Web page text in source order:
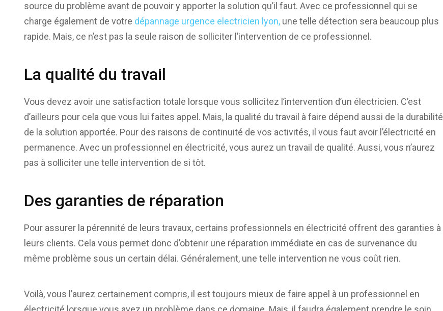
source du problème avant de pouvoir y apporter la solution qu’il faut. Avec ce professionnel qui se
charge également de votre dépannage urgence electricien lyon, une telle détection sera beaucoup plus
rapide. Mais, ce n’est pas la seule raison de solliciter l’intervention de ce professionnel.
La qualité du travail
Vous devez avoir une satisfaction totale lorsque vous sollicitez l’intervention d’un électricien. C’est
d’ailleurs pour cela que vous lui faites appel. Mais, la qualité du travail à faire dépend aussi de la durabilité
de la solution apportée. Pour des raisons de continuité de vos activités, il vous faut avoir l’électricité en
permanence. Avec un professionnel en électricité, vous aurez un travail de qualité. Aussi, vous n’aurez
pas à solliciter une telle intervention de si tôt.
Des garanties de réparation
Pour assurer la pérennité de leurs travaux, certains professionnels en électricité offrent des garanties à
leurs clients. Cela vous permet donc d’obtenir une réparation immédiate en cas de survenance du
même problème sous un certain délai. Généralement, une telle intervention ne vous coût rien.
Voilà, vous l’aurez certainement compris, il est toujours mieux de faire appel à un professionnel en